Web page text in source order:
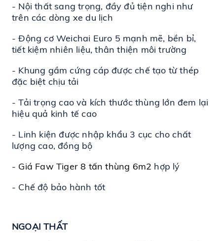
- Nội thất sang trọng, đầy đủ tiện nghi như
trên các dòng xe du lịch
- Động cơ Weichai Euro 5 mạnh mẽ, bền bỉ,
tiết kiệm nhiên liệu, thân thiện môi trường
- Khung gầm cứng cáp được chế tạo từ thép
đặc biệt chịu tải
- Tải trọng cao và kích thước thùng lớn đem lại
hiệu quả kinh tế cao
- Linh kiện được nhập khẩu 3 cục cho chất
lượng cao, đồng bộ
- Giá Faw Tiger 8 tấn thùng 6m2 hợp lý
- Chế độ bảo hành tốt
NGOẠI THẤT